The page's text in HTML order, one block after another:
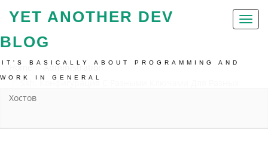
Toggle
YET ANOTHER DEV
BLOG
IT'S BASICALLY ABOUT PROGRAMMING AND
WORK IN GENERAL
Home
Administration
Ssh: Конфигурация С Разными Ключами Для Разных
Хостов